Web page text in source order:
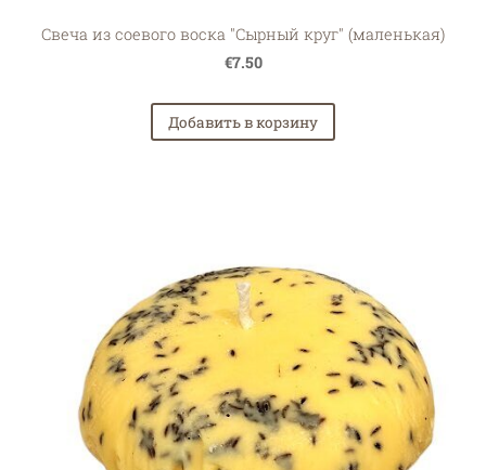
Свеча из соевого воска "Сырный круг" (маленькая)
€7.50
Добавить в корзину